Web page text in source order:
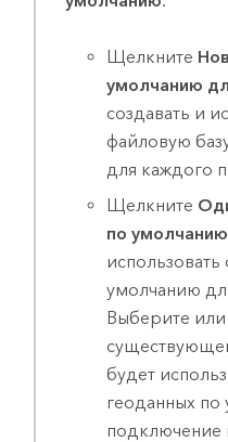
Щелкните
умолчанию
создавать и
файловую
для каждого
Щелкните
по
умолчанию
Выберите
будет
геоданных
подключение